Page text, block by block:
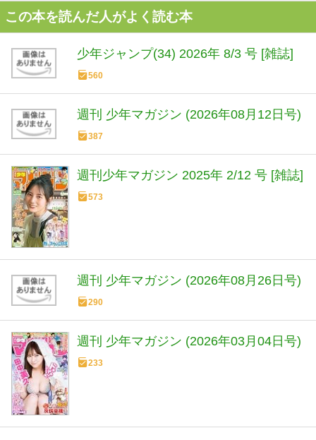
この本を読んだ人がよく読む本
少年ジャンプ(34) 2026年 8/3 号 [雑誌]
560
週刊 少年マガジン (2026年08月12日号)
387
週刊少年マガジン 2025年 2/12 号 [雑誌]
573
週刊 少年マガジン (2026年08月26日号)
290
週刊 少年マガジン (2026年03月04日号)
233